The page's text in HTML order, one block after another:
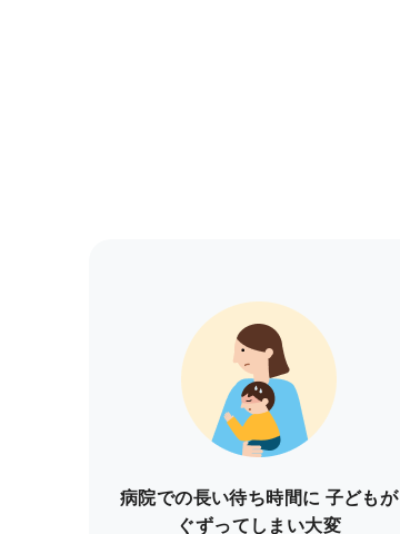
病院での長い待ち時間に 子どもが
ぐずってしまい大変